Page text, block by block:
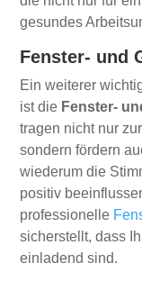
gesundes
Fenster- und
Ein weiterer
ist die Fenster-
tragen nicht nur
sondern fördern
wiederum die
positiv
professionelle
sicherstellt, dass
einladend sind.